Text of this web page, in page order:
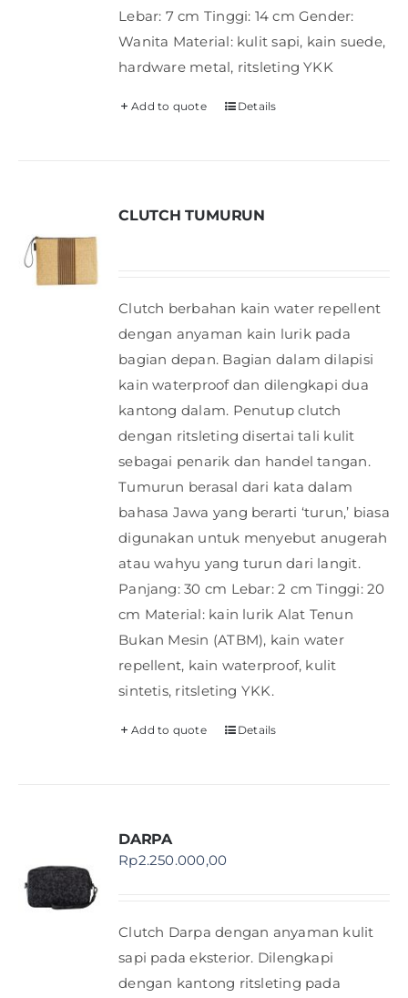
Lebar: 7 cm Tinggi: 14 cm Gender:
Wanita Material: kulit sapi, kain suede,
hardware metal, ritsleting YKK
Add to quote Details
CLUTCH TUMURUN
Clutch berbahan kain water repellent
dengan anyaman kain lurik pada
bagian depan. Bagian dalam dilapisi
kain waterproof dan dilengkapi dua
kantong dalam. Penutup clutch
dengan ritsleting disertai tali kulit
sebagai penarik dan handel tangan.
Tumurun berasal dari kata dalam
bahasa Jawa yang berarti ‘turun,’ biasa
digunakan untuk menyebut anugerah
atau wahyu yang turun dari langit.
Panjang: 30 cm Lebar: 2 cm Tinggi: 20
cm Material: kain lurik Alat Tenun
Bukan Mesin (ATBM), kain water
repellent, kain waterproof, kulit
sintetis, ritsleting YKK.
Add to quote Details
DARPA
Rp2.250.000,00
Clutch Darpa dengan anyaman kulit
sapi pada eksterior. Dilengkapi
dengan kantong ritsleting pada